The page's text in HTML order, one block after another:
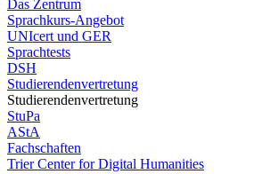
Das Zentrum
Sprachkurs-Angebot
UNIcert und GER
Sprachtests
DSH
Studierendenvertretung
Studierendenvertretung
StuPa
AStA
Fachschaften
Trier Center for Digital Humanities